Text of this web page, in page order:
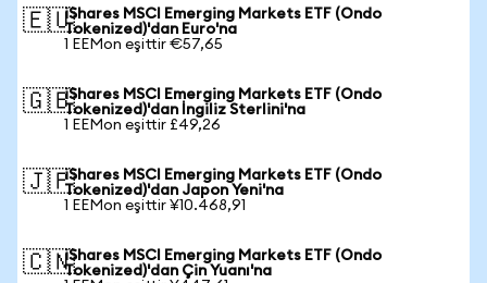
🇪🇺iShares MSCI Emerging Markets ETF (Ondo
Tokenized)'dan Euro'na
1 EEMon eşittir €57,65
🇬🇧iShares MSCI Emerging Markets ETF (Ondo
Tokenized)'dan İngiliz Sterlini'na
1 EEMon eşittir £49,26
🇯🇵iShares MSCI Emerging Markets ETF (Ondo
Tokenized)'dan Japon Yeni'na
1 EEMon eşittir ¥10.468,91
🇨🇳iShares MSCI Emerging Markets ETF (Ondo
Tokenized)'dan Çin Yuanı'na